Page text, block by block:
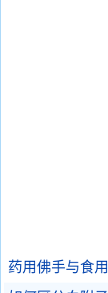
药用佛手与食